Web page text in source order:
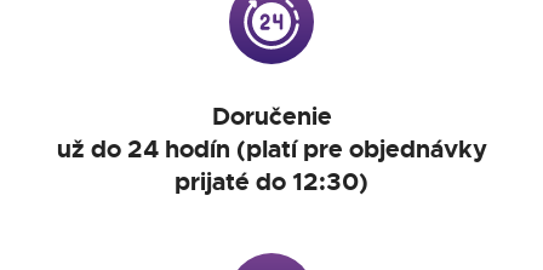
Doručenie
už do 24 hodín (platí pre objednávky
prijaté do 12:30)